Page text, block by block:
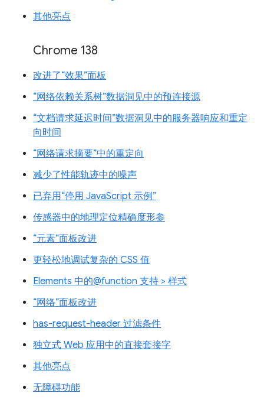
其他亮点
Chrome 138
改进了“效果”面板
“网络依赖关系树”数据洞见中的预连接源
“文档请求延迟时间”数据洞见中的服务器响应和重定
向时间
“网络请求摘要”中的重定向
减少了性能轨迹中的噪声
已弃用“停用 JavaScript 示例”
传感器中的地理定位精确度形参
“元素”面板改进
更轻松地调试复杂的 CSS 值
Elements 中的@function 支持 > 样式
“网络”面板改进
has-request-header 过滤条件
独立式 Web 应用中的直接套接字
其他亮点
无障碍功能